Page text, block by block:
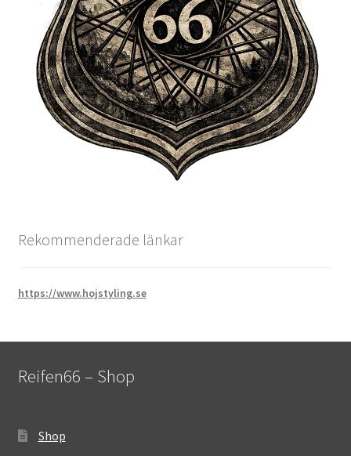
Rekommenderade länkar
https://www.hojstyling.se
Reifen66 – Shop
Shop